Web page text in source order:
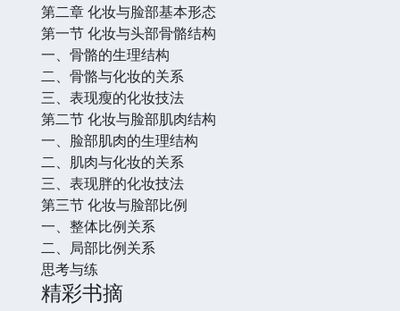
第二章 化妆与脸部基本形态
第一节 化妆与头部骨骼结构
一、骨骼的生理结构
二、骨骼与化妆的关系
三、表现瘦的化妆技法
第二节 化妆与脸部肌肉结构
一、脸部肌肉的生理结构
二、肌肉与化妆的关系
三、表现胖的化妆技法
第三节 化妆与脸部比例
一、整体比例关系
二、局部比例关系
思考与练
精彩书摘